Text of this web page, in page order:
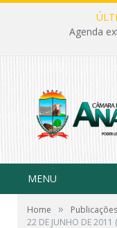
Agenda
MENU
Home »
22 DE JUNHO DE